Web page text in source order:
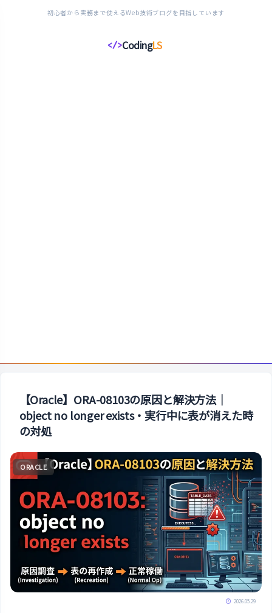
初心者から実務まで使えるWeb技術ブログを目指しています
</>CodingLS
コ
【Oracle】ORA-08103の原因と解決方法｜
object no longer exists・実行中に表が消えた時
の対処
ORACLE
2026.05.29